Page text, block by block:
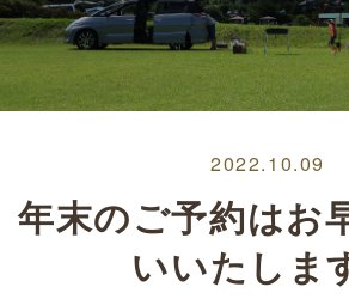
2022.10.09
年末のご予約はお
いいたしま